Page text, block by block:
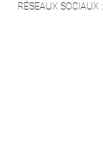
RÉSEAUX SOCIAUX :